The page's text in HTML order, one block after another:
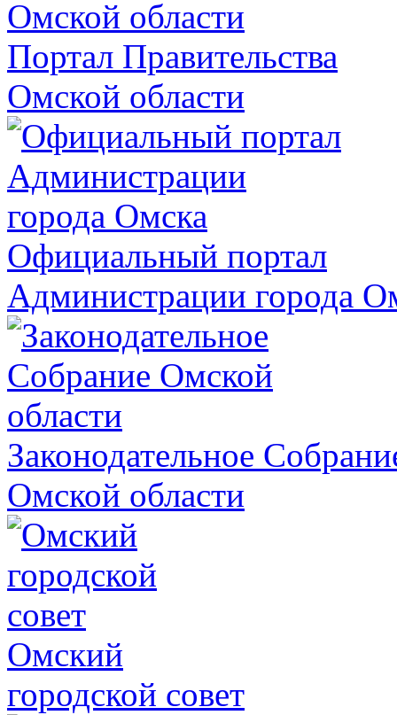
Портал Правительства
Омской области
Официальный портал
Администрации города
Законодательное
Омской области
Омский
городской совет